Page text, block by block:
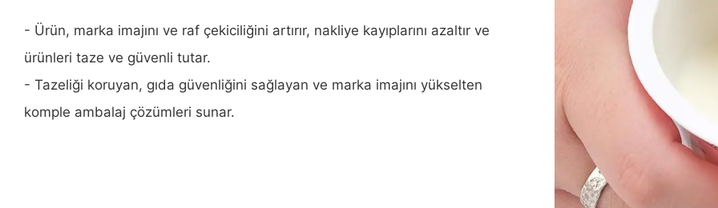
- Ürün, marka imajını ve raf çekiciliğini artırır, nakliye kayıplarını azaltır ve
ürünleri taze ve güvenli tutar.
- Tazeliği koruyan, gıda güvenliğini sağlayan ve marka imajını yükselten
komple ambalaj çözümleri sunar.